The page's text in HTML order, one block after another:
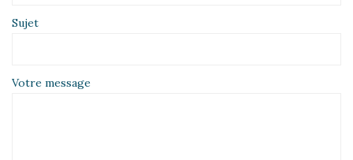
Sujet
Votre message